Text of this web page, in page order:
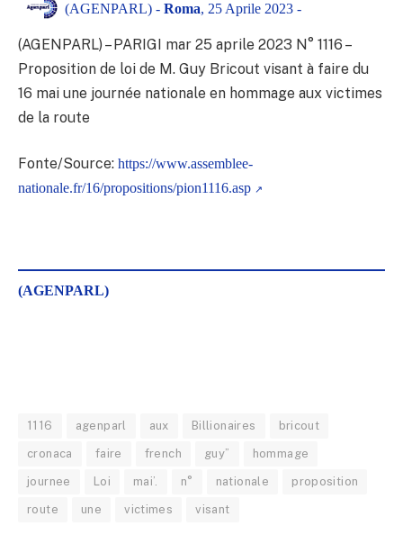
(AGENPARL) - Roma, 25 Aprile 2023 -
(AGENPARL) – PARIGI mar 25 aprile 2023 N° 1116 –
Proposition de loi de M. Guy Bricout visant à faire du
16 mai une journée nationale en hommage aux victimes
de la route
Fonte/Source: https://www.assemblee-
nationale.fr/16/propositions/pion1116.asp
(AGENPARL)
1116 agenparl aux Billionaires bricout
cronaca faire french guy” hommage
journee Loi mai’. n° nationale proposition
route une victimes visant